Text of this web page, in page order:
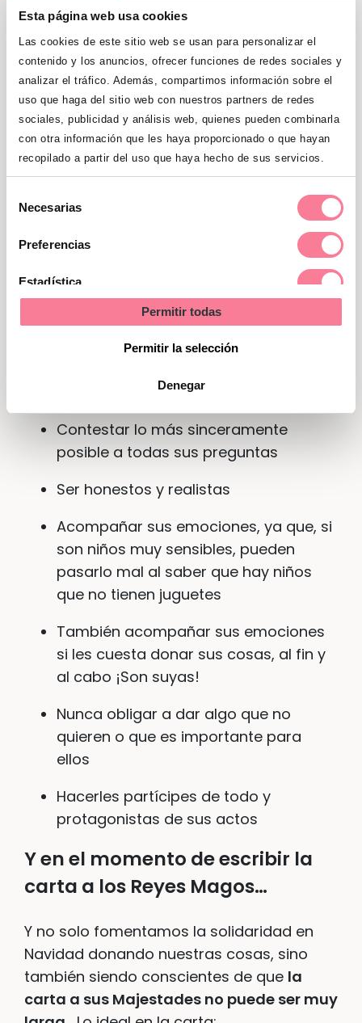
Esta página web usa cookies
Las cookies de este sitio web se usan para personalizar el
contenido y los anuncios, ofrecer funciones de redes sociales y
analizar el tráfico. Además, compartimos información sobre el
uso que haga del sitio web con nuestros partners de redes
sociales, publicidad y análisis web, quienes pueden combinarla
con otra información que les haya proporcionado o que hayan
recopilado a partir del uso que haya hecho de sus servicios.
Necesarias
Preferencias
Estadística
Permitir todas
Permitir la selección
Denegar
Pueden acompañarnos a donar sus
juguetes y su ropa
Pueden hablar con alguna persona de
la asociación para verbalizar ellos
mismos su gesto altruista
Podéis hablar de sus sentimientos y
emociones al deshacerse de sus
cosas
Y al final, podéis hablar de sus
sentimientos y emociones al saber
que está ayudando a otros niños
Seguramente, después de todo esto,
vuestros peques tengan muchas dudas y
juguetes o ropa o comida… Es importante:
Contestar lo más sinceramente
posible a todas sus preguntas
Ser honestos y realistas
Acompañar sus emociones, ya que, si
son niños muy sensibles, pueden
pasarlo mal al saber que hay niños
que no tienen juguetes
También acompañar sus emociones
si les cuesta donar sus cosas, al fin y
al cabo ¡Son suyas!
Nunca obligar a dar algo que no
quieren o que es importante para
ellos
Hacerles partícipes de todo y
protagonistas de sus actos
Y en el momento de escribir la
carta a los Reyes Magos…
Y no solo fomentamos la solidaridad en
Navidad donando nuestras cosas, sino
también siendo conscientes de que la
carta a sus Majestades no puede ser muy